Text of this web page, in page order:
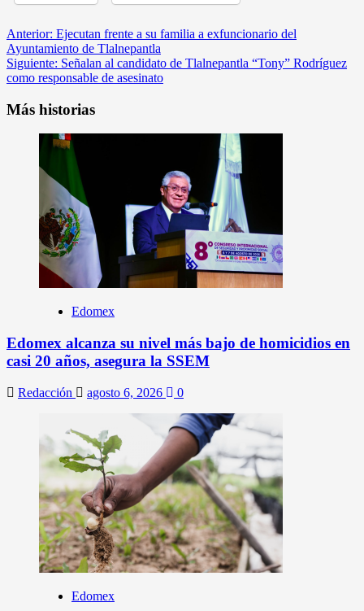
Anterior: Ejecutan frente a su familia a exfuncionario del
Ayuntamiento de Tlalnepantla
Siguiente: Señalan al candidato de Tlalnepantla “Tony” Rodríguez
como responsable de asesinato
Más historias
Edomex
Edomex alcanza su nivel más bajo de homicidios en
casi 20 años, asegura la SSEM
Redacción agosto 6, 2026 0
Edomex